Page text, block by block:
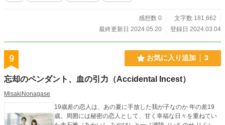
感想数 0
文字数 181,662
最終更新日 2024.05.20
登録日 2024.03.04
9 お気に入り追加 3
忘却のペンダント、血の引力（Accidental Incest）
MisakiNonagase
19歳差の恋人は、あの夏に手放した我が子なのか 年の差19
歳。周囲には秘密の恋人として、甘く幸福な日々を重ねてい